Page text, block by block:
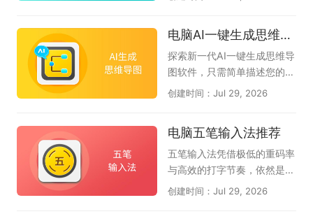
请联系软件客服反馈。（此专
推荐10款。）
e、豆包AI编程、夸克AI编
程、Cursor、CodeGeeX插
件等AI编程工具下载推荐。无
论您是初学者还是专业开发
题。
电脑AI一键生成思维导图软件大全
探索新一代AI一键生成思维导
图软件，只需简单描述您的核
心主题，AI便能即刻为您构建
读书笔记、创意策划、项目规
划还是知识整理，即可智能生
成结构清晰的思维导图，帮您
自动化梳理思路，大幅节省时
间，让创意和逻辑完美结合。
创建时间：Jul 29, 2026
电脑五笔输入法推荐
五笔输入法凭借极低的重码率
与高效的打字节奏，依然是许
多文字工作者和专业人士的首
创建时间：Jul 29, 2026